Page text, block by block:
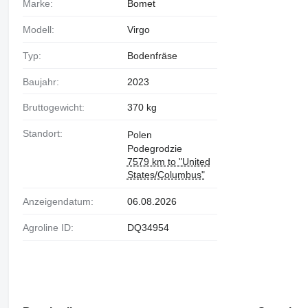
Marke: Bomet
Modell: Virgo
Typ: Bodenfräse
Baujahr: 2023
Bruttogewicht: 370 kg
Standort:
Polen
Podegrodzie
7579 km to "United
States/Columbus"
Anzeigendatum: 06.08.2026
Agroline ID: DQ34954